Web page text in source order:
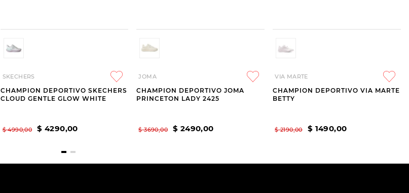
SKECHERS
CHAMPION DEPORTIVO SKECHERS
CLOUD GENTLE GLOW WHITE
$ 4990,00 $ 4290,00
JOMA
CHAMPION DEPORTIVO JOMA
PRINCETON LADY 2425
$ 3690,00 $ 2490,00
VIA MARTE
CHAMPION DEPORTIVO VIA MARTE
BETTY
$ 2190,00 $ 1490,00